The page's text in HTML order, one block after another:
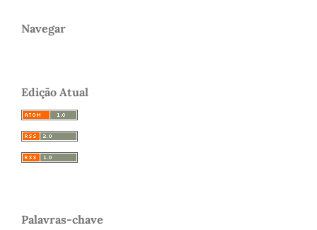
Navegar
Edição Atual
Palavras-chave